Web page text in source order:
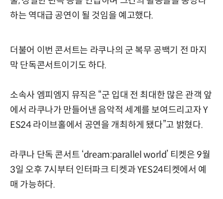
하는 역대급 공연이 될 것임을 예고했다.
더불어 이번 콘서트는 라쿠나의 군 복무 공백기 전 마지
막 단독콘서트이기도 하다.
소속사 엠피엠지 뮤직은 “군 입대 전 최대한 많은 관객 앞
에서 라쿠나가 만들어낸 음악적 세계를 보여드리고자 Y
ES24 라이브홀에서 공연을 개최하게 됐다”고 밝혔다.
라쿠나 단독 콘서트 ‘dream:parallel world’ 티켓은 9월
3일 오후 7시부터 인터파크 티켓과 YES24티켓에서 예
매 가능하다.